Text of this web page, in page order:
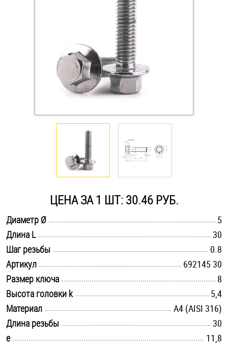
Заклепки (Гайки-Заклепки)
Крюки, кольца с метрической резьбой
Крюки, кольца с шурупной резьбой
Оснастка и аксессуары для яхт
Стопорные кольца
Такелаж
Хомуты
Шайбы
Шпильки
ЦЕНА ЗА 1 ШТ: 30.46 РУБ.
Диаметр Ø
5
Длина L
30
Шаг резьбы
0.8
Артикул
692145 30
Размер ключа
8
Высота головки k
5,4
Материал
A4 (AISI 316)
Длина резьбы
30
e
11,8